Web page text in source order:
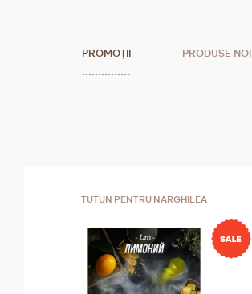
PROMOȚII PRODUSE NOI
TUTUN PENTRU NARGHILEA